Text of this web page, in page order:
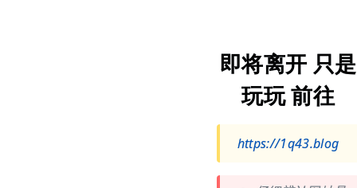
即将离开 只是
玩玩 前往
https://1q43.blog